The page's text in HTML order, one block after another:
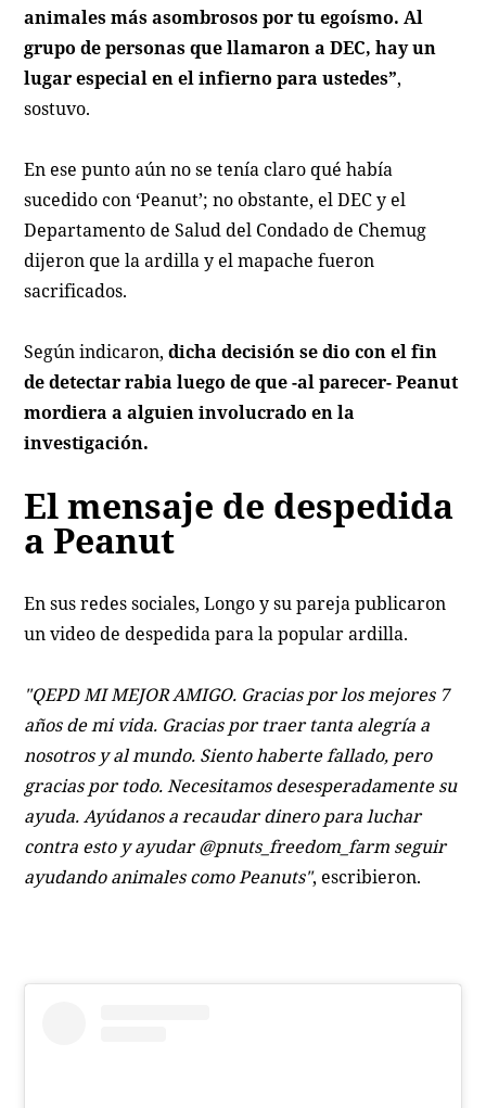
animales más asombrosos por tu egoísmo. Al
grupo de personas que llamaron a DEC, hay un
lugar especial en el infierno para ustedes”,
sostuvo.
En ese punto aún no se tenía claro qué había
sucedido con ‘Peanut’; no obstante, el DEC y el
Departamento de Salud del Condado de Chemug
dijeron que la ardilla y el mapache fueron
sacrificados.
Según indicaron,dicha decisión se dio con el fin
de detectar rabia luego de que -al parecer- Peanut
mordiera a alguien involucrado en la
investigación.
El mensaje de despedida
a Peanut
En sus redes sociales, Longo y su pareja publicaron
un video de despedida para la popular ardilla.
"QEPD MI MEJOR AMIGO. Gracias por los mejores 7
años de mi vida. Gracias por traer tanta alegría a
nosotros y al mundo. Siento haberte fallado, pero
gracias por todo. Necesitamos desesperadamente su
ayuda. Ayúdanos a recaudar dinero para luchar
contra esto y ayudar @pnuts_freedom_farm seguir
ayudando animales como Peanuts", escribieron.